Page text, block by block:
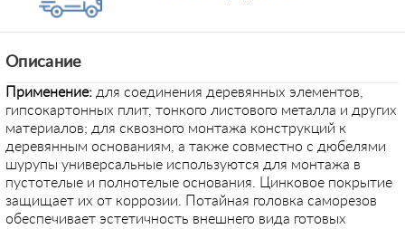
Описание
Применение: для соединения деревянных элементов,
гипсокартонных плит, тонкого листового металла и других
материалов; для сквозного монтажа конструкций к
деревянным основаниям, а также совместно с дюбелями
шурупы универсальные используются для монтажа в
пустотелые и полнотелые основания. Цинковое покрытие
защищает их от коррозии. Потайная головка саморезов
обеспечивает эстетичность внешнего вида готовых